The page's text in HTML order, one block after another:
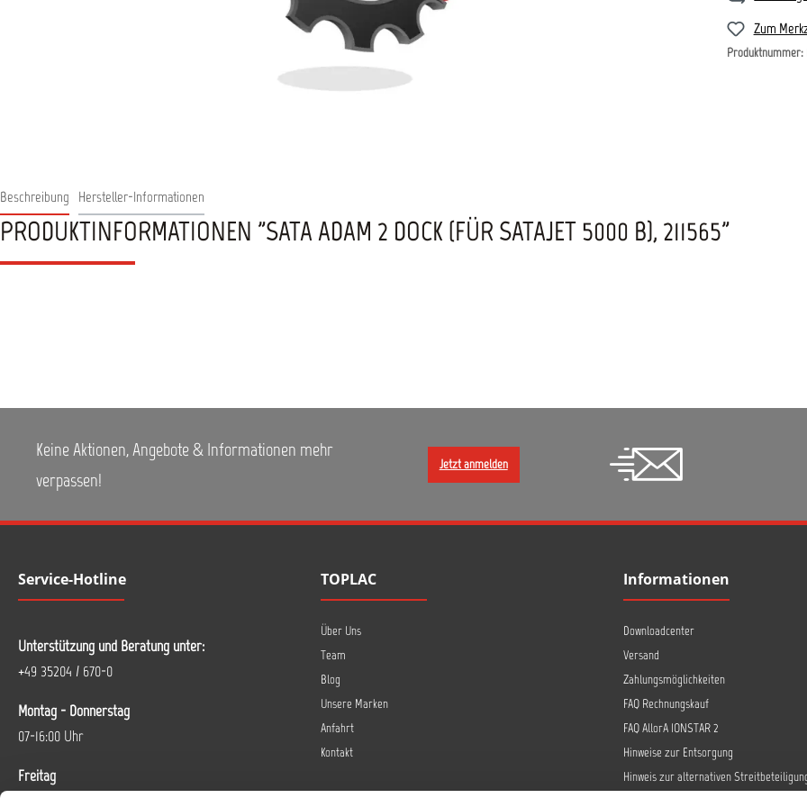
Zum
Produktnummer:
Beschreibung Hersteller-Informationen
PRODUKTINFORMATIONEN "SATA ADAM 2 DOCK (FÜR SATAJET 5000 B), 211565"
Keine Aktionen, Angebote & Informationen mehr
verpassen!
Jetzt anmelden
Service-Hotline
Unterstützung und Beratung unter:
+49 35204 / 670-0
Montag - Donnerstag
07-16:00 Uhr
Freitag
TOPLAC
Über Uns
Team
Blog
Unsere Marken
Anfahrt
Kontakt
Informationen
Downloadcenter
Versand
Zahlungsmöglichkeiten
FAQ Rechnungskauf
FAQ AllorA IONSTAR 2
Hinweise zur Entsorgung
Hinweis zur alternativen